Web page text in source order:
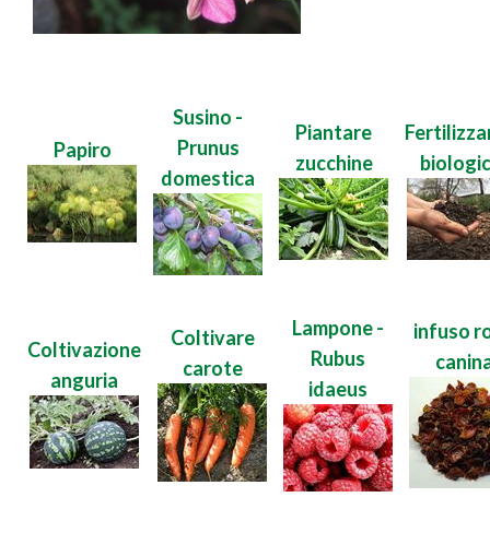
Papiro
Susino -
Prunus
domestica
Piantare
zucchine
Coltivazione
anguria
Coltivare
carote
Lampone -
Rubus
idaeus
infuso